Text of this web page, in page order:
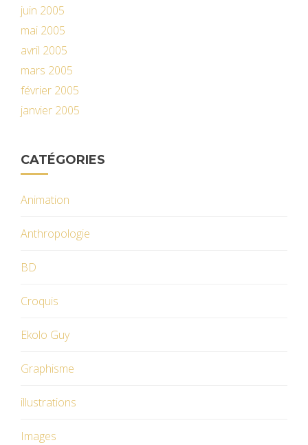
juin 2005
mai 2005
avril 2005
mars 2005
février 2005
janvier 2005
CATÉGORIES
Animation
Anthropologie
BD
Croquis
Ekolo Guy
Graphisme
illustrations
Images